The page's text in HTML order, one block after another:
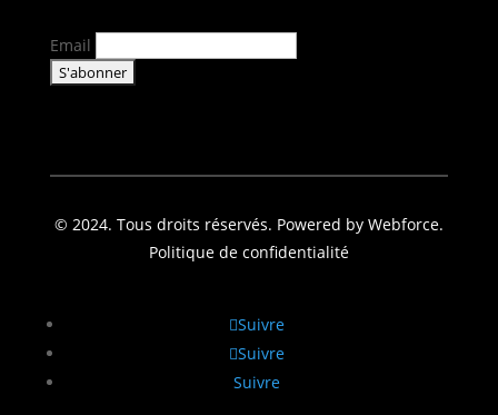
Email
© 2024. Tous droits réservés. Powered by Webforce.
Politique de confidentialité
Suivre
Suivre
Suivre